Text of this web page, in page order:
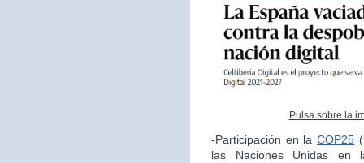
Pulsa sobre la
-Participación en laCOP25
las Naciones Unidas en